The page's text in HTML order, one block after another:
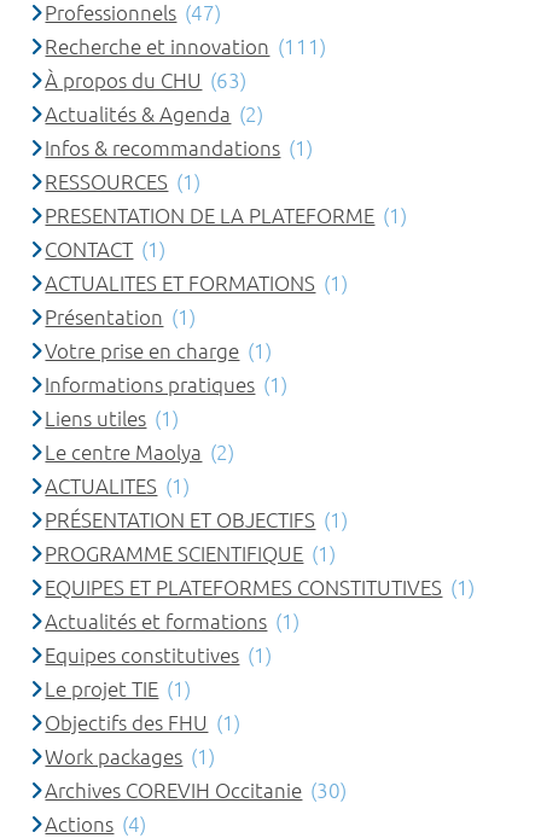
Professionnels (47)
Recherche et innovation (111)
À propos du CHU (63)
Actualités & Agenda (2)
Infos & recommandations (1)
RESSOURCES (1)
PRESENTATION DE LA PLATEFORME (1)
CONTACT (1)
ACTUALITES ET FORMATIONS (1)
Présentation (1)
Votre prise en charge (1)
Informations pratiques (1)
Liens utiles (1)
Le centre Maolya (2)
ACTUALITES (1)
PRÉSENTATION ET OBJECTIFS (1)
PROGRAMME SCIENTIFIQUE (1)
EQUIPES ET PLATEFORMES CONSTITUTIVES (1)
Actualités et formations (1)
Equipes constitutives (1)
Le projet TIE (1)
Objectifs des FHU (1)
Work packages (1)
Archives COREVIH Occitanie (30)
Actions (4)